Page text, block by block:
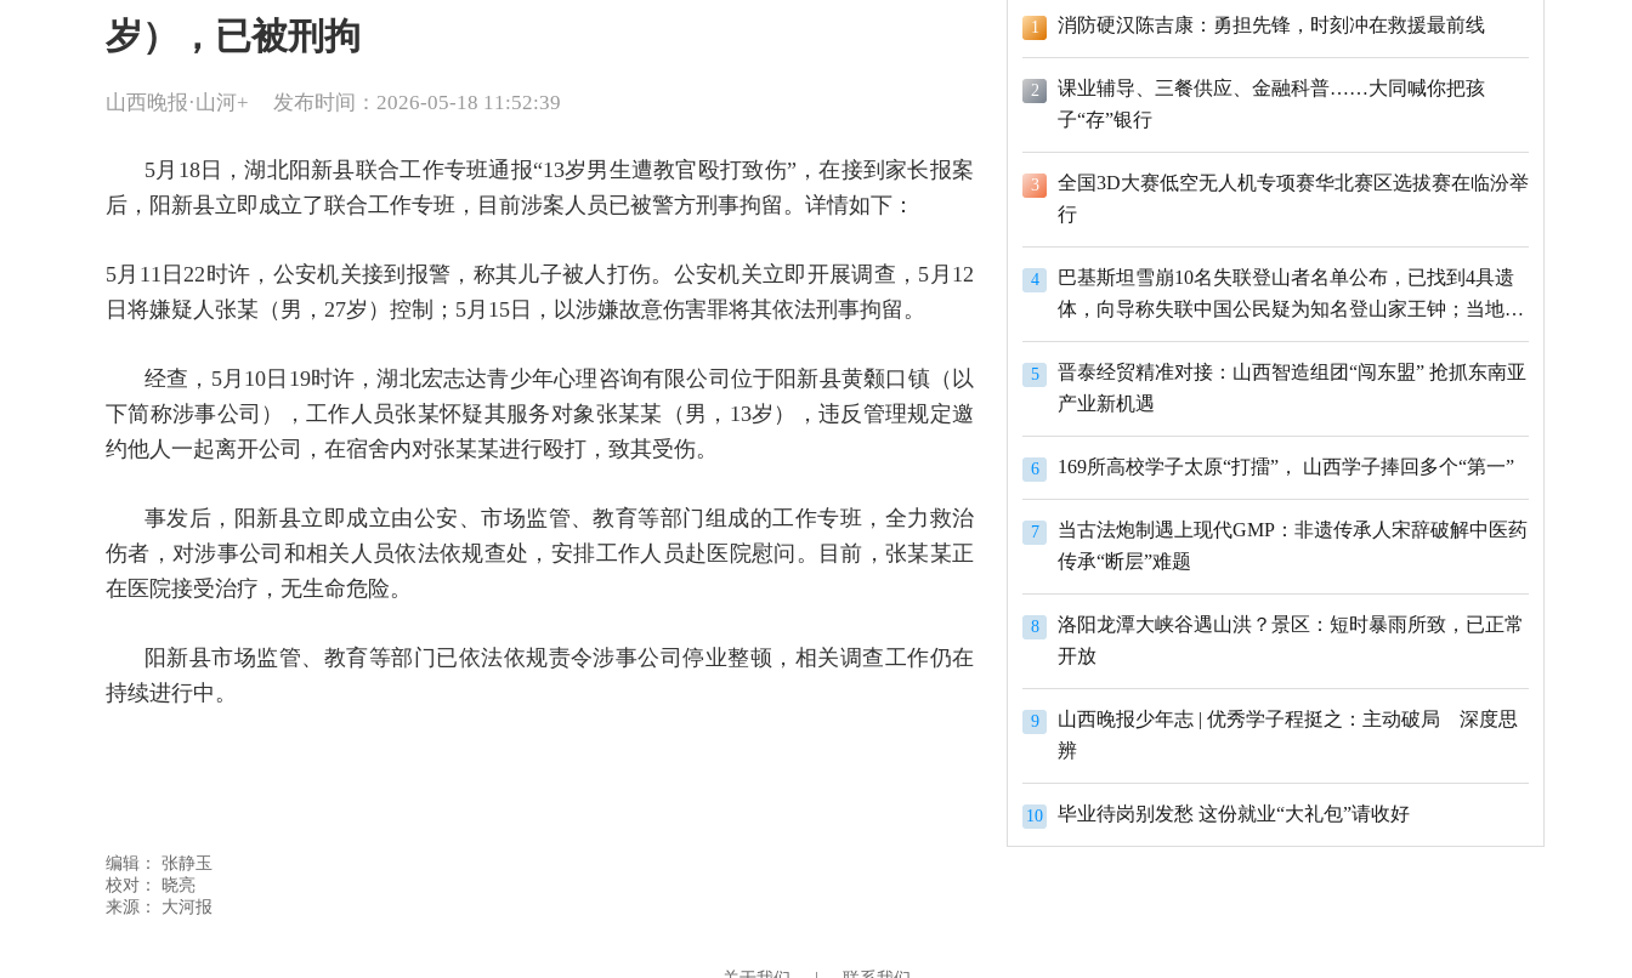
岁），已被刑拘
山西晚报·山河+ 发布时间：2026-05-18 11:52:39
5月18日，湖北阳新县联合工作专班通报“13岁男生遭教官殴打致伤”，在接到家长报案
后，阳新县立即成立了联合工作专班，目前涉案人员已被警方刑事拘留。详情如下：
5月11日22时许，公安机关接到报警，称其儿子被人打伤。公安机关立即开展调查，5月12
日将嫌疑人张某（男，27岁）控制；5月15日，以涉嫌故意伤害罪将其依法刑事拘留。
经查，5月10日19时许，湖北宏志达青少年心理咨询有限公司位于阳新县黄颡口镇（以
下简称涉事公司），工作人员张某怀疑其服务对象张某某（男，13岁），违反管理规定邀
约他人一起离开公司，在宿舍内对张某某进行殴打，致其受伤。
事发后，阳新县立即成立由公安、市场监管、教育等部门组成的工作专班，全力救治
伤者，对涉事公司和相关人员依法依规查处，安排工作人员赴医院慰问。目前，张某某正
在医院接受治疗，无生命危险。
阳新县市场监管、教育等部门已依法依规责令涉事公司停业整顿，相关调查工作仍在
持续进行中。
编辑： 张静玉
校对： 晓亮
1 消防硬汉陈吉康：勇担先锋，时刻冲在救援最前线
2
课业辅导、三餐供应、金融科普……大同喊你把孩
子“存”银行
3
全国3D大赛低空无人机专项赛华北赛区选拔赛在临汾举
行
4
巴基斯坦雪崩10名失联登山者名单公布，已找到4具遗
体，向导称失联中国公民疑为知名登山家王钟；当地官
员：已定位到3个追踪器
5
晋泰经贸精准对接：山西智造组团“闯东盟” 抢抓东南亚
产业新机遇
6 169所高校学子太原“打擂”， 山西学子捧回多个“第一”
7
当古法炮制遇上现代GMP：非遗传承人宋辞破解中医药
传承“断层”难题
8
洛阳龙潭大峡谷遇山洪？景区：短时暴雨所致，已正常
开放
9
山西晚报少年志 | 优秀学子程挺之：主动破局 深度思
辨
10 毕业待岗别发愁 这份就业“大礼包”请收好